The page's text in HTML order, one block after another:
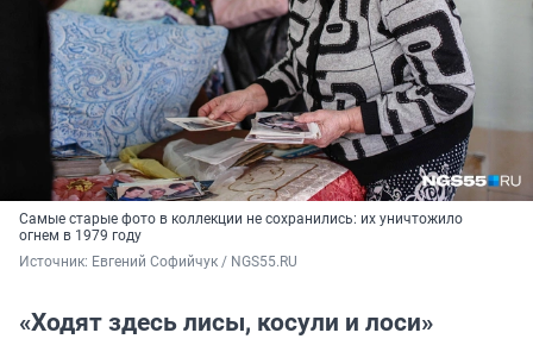
Самые старые фото в коллекции не сохранились: их уничтожило
огнем в 1979 году
Источник: Евгений Софийчук / NGS55.RU
«Ходят здесь лисы, косули и лоси»